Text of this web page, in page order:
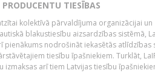
TIESĪBAS
kolektīvā pārvaldījuma organizācijai un
blakustiesību aizsardzības sistēmā,
pienākums nodrošināt iekasētās atlīdzības
tiesību īpašniekiem. Turklāt,
izmaksas arī tiem Latvijas tiesību